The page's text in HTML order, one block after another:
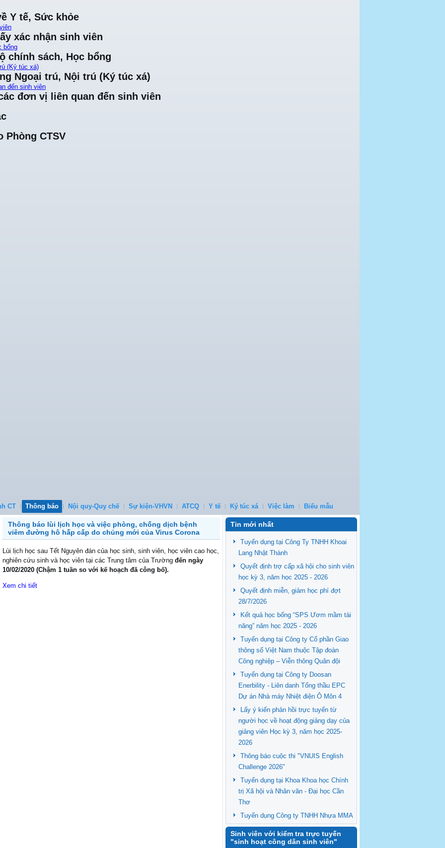
Y tế, Sức khỏe
xác nhận sinh viên
bổng
chính sách, Học bổng
(Ký túc xá)
Ngoại trú, Nội trú (Ký túc xá)
đến sinh viên
đơn vị liên quan đến sinh viên
Phòng CTSV
CT Thông báo Nội quy-Quy chế Sự kiện-VHVN ATCQ Y tế Ký túc xá Việc làm Biểu mẫu
Thông báo lùi lịch học và việc phòng, chống dịch bệnh
viêm đường hô hấp cấp do chủng mới của Virus Corona
Lùi lịch học sau Tết Nguyên đán của học sinh, sinh viên, học viên cao học,
nghiên cứu sinh và học viên tại các Trung tâm của Trường đến ngày
10/02/2020 (Chậm 1 tuần so với kế hoạch đã công bố).
Xem chi tiết
Tin mới nhất
Tuyển dụng tại Công Ty TNHH Khoai
Lang Nhật Thành
Quyết định trợ cấp xã hội cho sinh viên
học kỳ 3, năm học 2025 - 2026
Quyết định miễn, giảm học phí đợt
28/7/2026
Kết quả học bổng “SPS Ươm mầm tài
năng” năm học 2025 - 2026
Tuyển dụng tại Công ty Cổ phần Giao
thông số Việt Nam thuộc Tập đoàn
Công nghiệp – Viễn thông Quân đội
Tuyển dụng tại Công ty Doosan
Enerbility - Liên danh Tổng thầu EPC
Dự án Nhà máy Nhiệt điện Ô Môn 4
Lấy ý kiến phản hồi trực tuyến từ
người học về hoạt động giảng dạy của
giảng viên Học kỳ 3, năm học 2025-
2026
Thông báo cuộc thi "VNUIS English
Challenge 2026"
Tuyển dụng tại Khoa Khoa học Chính
trị Xã hội và Nhân văn - Đại học Cần
Thơ
Tuyển dụng Công ty TNHH Nhựa MMA
Sinh viên với kiểm tra trực tuyến
"sinh hoạt công dân sinh viên"